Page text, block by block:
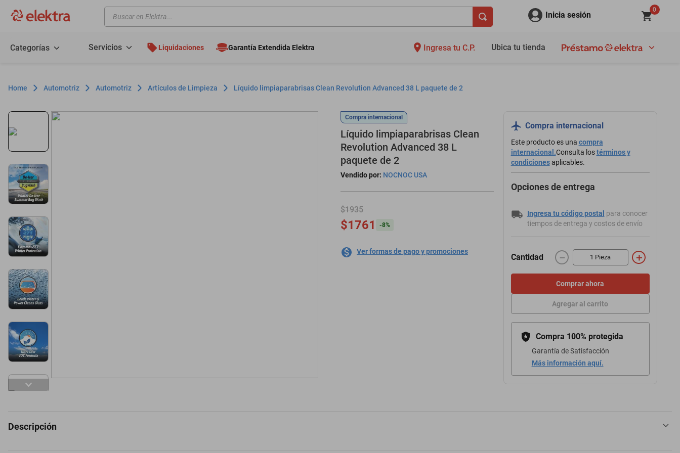
Buscar en Elektra... Inicia sesión
0
Categorías Servicios Liquidaciones Garantía Extendida Elektra Ingresa tu C.P. Ubica tu tienda
Automotriz Automotriz Artículos de Limpieza Líquido limpiaparabrisas Clean Revolution Advanced 38 L paquete de 2
Compra internacional
Líquido limpiaparabrisas Clean
Revolution Advanced 38 L
paquete de 2
Vendido por: NOCNOC USA
$1935
$1761 -8%
Ver formas de pago y promociones
Compra internacional
Este producto es una compra
internacional.Consulta los términos y
condiciones aplicables.
Opciones de entrega
Ingresa tu código postal para conocer
tiempos de entrega y costos de envío
Cantidad ＋
－
Comprar ahora
Agregar al carrito
Compra 100% protegida
Garantía de Satisfacción
Más información aquí.
Descripción
motos